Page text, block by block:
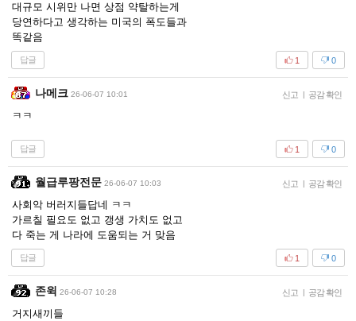
대규모 시위만 나면 상점 약탈하는게
당연하다고 생각하는 미국의 폭도들과
똑같음
답글 0
1
나메크 26-06-07 10:01 신고 | 공감 확인
ㅋㅋ
답글 0
1
월급루팡전문 26-06-07 10:03 신고 | 공감 확인
사회악 버러지들답네 ㅋㅋ
가르칠 필요도 없고 갱생 가치도 없고
다 죽는 게 나라에 도움되는 거 맞음
답글 0
1
존윅 26-06-07 10:28 신고 | 공감 확인
거지새끼들